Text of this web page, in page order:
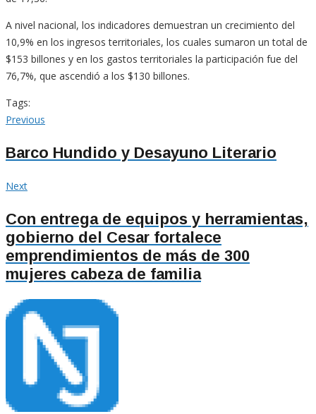
A nivel nacional, los indicadores demuestran un crecimiento del
10,9% en los ingresos territoriales, los cuales sumaron un total de
$153 billones y en los gastos territoriales la participación fue del
76,7%, que ascendió a los $130 billones.
Tags:
Navegación
de
Previous
Barco Hundido y Desayuno Literario
NextNext
Con entrega de equipos y herramientas,
gobierno del Cesar fortalece
emprendimientos de más de 300
mujeres cabeza de familia